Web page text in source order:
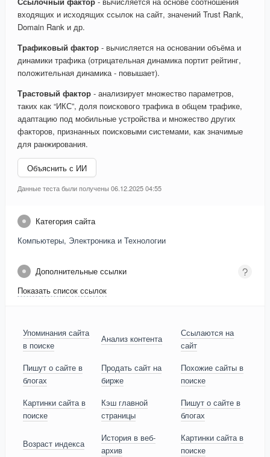
входящих и исходящих ссылок на сайт, значений Trust Rank,
Domain Rank и др.
Трафиковый фактор - вычисляется на основании объёма и
динамики трафика (отрицательная динамика портит рейтинг,
положительная динамика - повышает).
Трастовый фактор - анализирует множество параметров,
таких как “ИКС”, доля поискового трафика в общем трафике,
адаптацию под мобильные устройства и множество других
факторов, признанных поисковыми системами, как значимые
для ранжирования.
Объяснить с ИИ
Данные теста были получены 06.12.2025 04:55
Категория сайта
Компьютеры, Электроника и Технологии
Дополнительные ссылки
Показать список ссылок
Упоминания сайта
в поиске
Анализ контента
Ссылаются на
сайт
Пишут о сайте в
блогах
Продать сайт на
бирже
Похожие сайты в
поиске
Картинки сайта в
поиске
Кэш главной
страницы
Пишут о сайте в
блогах
Возраст индекса
История в веб-
архив
Картинки сайта в
поиске